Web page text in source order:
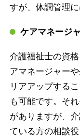
すが、体調管理
ケアマネージ
介護福祉士の資
アマネージャー
リアアップする
も可能です。そ
がありますが、
ている方の相談